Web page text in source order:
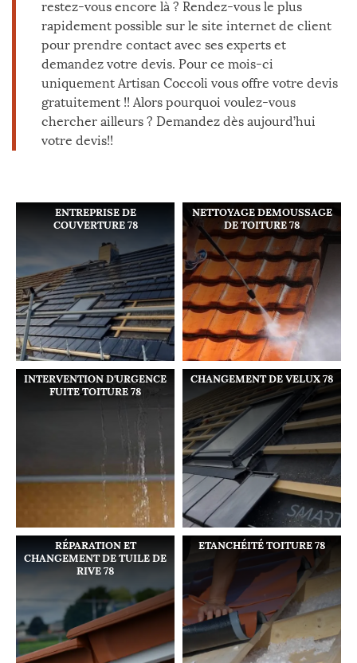
restez-vous encore là ? Rendez-vous le plus
rapidement possible sur le site internet de client
pour prendre contact avec ses experts et
demandez votre devis. Pour ce mois-ci
uniquement Artisan Coccoli vous offre votre devis
gratuitement !! Alors pourquoi voulez-vous
chercher ailleurs ? Demandez dès aujourd’hui
votre devis!!
ENTREPRISE DE
COUVERTURE 78
NETTOYAGE DEMOUSSAGE
DE TOITURE 78
INTERVENTION D'URGENCE
FUITE TOITURE 78
CHANGEMENT DE VELUX 78
RÉPARATION ET
CHANGEMENT DE TUILE DE
RIVE 78
ETANCHÉITÉ TOITURE 78